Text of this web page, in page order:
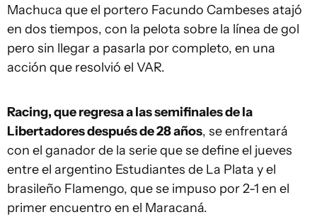
Machuca que el portero Facundo Cambeses atajó
en dos tiempos, con la pelota sobre la línea de gol
pero sin llegar a pasarla por completo, en una
acción que resolvió el VAR.
Racing, que regresa a las semifinales de la
Libertadores después de 28 años, se enfrentará
con el ganador de la serie que se define el jueves
entre el argentino Estudiantes de La Plata y el
brasileño Flamengo, que se impuso por 2-1 en el
primer encuentro en el Maracaná.